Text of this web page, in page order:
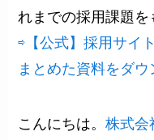
れまでの採用課題を
⇨【公式】採用サイ
まとめた資料をダウ
こんにちは。株式会